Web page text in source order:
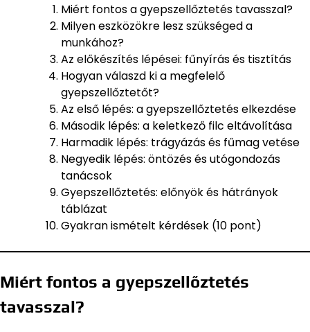
Miért fontos a gyepszellőztetés tavasszal?
Milyen eszközökre lesz szükséged a
munkához?
Az előkészítés lépései: fűnyírás és tisztítás
Hogyan válaszd ki a megfelelő
gyepszellőztetőt?
Az első lépés: a gyepszellőztetés elkezdése
Második lépés: a keletkező filc eltávolítása
Harmadik lépés: trágyázás és fűmag vetése
Negyedik lépés: öntözés és utógondozás
tanácsok
Gyepszellőztetés: előnyök és hátrányok
táblázat
Gyakran ismételt kérdések (10 pont)
Miért fontos a gyepszellőztetés
tavasszal?